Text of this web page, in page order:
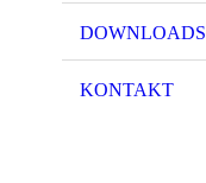
DOWNLOADS
KONTAKT